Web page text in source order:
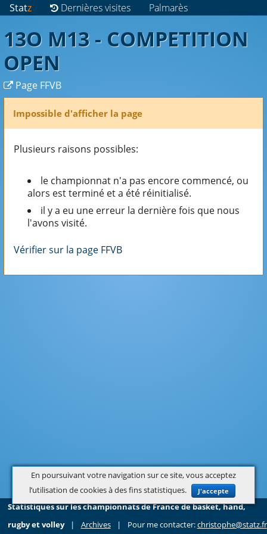
Statz Dernières visites Palmarès
13O M13 - COMPETITION
OPEN
Page FFVB
Impossible d'afficher la page
Plusieurs raisons possibles:
le championnat n'a pas encore commencé, ou
alors est terminé et a été réinitialisé.
il y a eu une erreur la dernière fois que nous
l'avons visité.
Vérifier sur la page FFVB
En poursuivant votre navigation sur ce site, vous acceptez
l’utilisation de cookies à des fins statistiques.
J'accepte
Statistiques sur les championnats de France de basket, hand,
rugby et volley
| Archives | Pour me contacter:christophe@statz.fr